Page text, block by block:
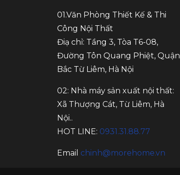
01.Văn Phòng Thiết Kế & Thi
Công Nội Thất
Điạ chỉ: Tầng 3, Tòa T6-08,
Đường Tôn Quang Phiệt, Quận
Bắc Từ Liêm, Hà Nội
02: Nhà máy sản xuất nội thất:
Xã Thượng Cát, Từ Liêm, Hà
Nội..
HOT LINE: 0931.31.88.77
Email chinh@morehome.vn